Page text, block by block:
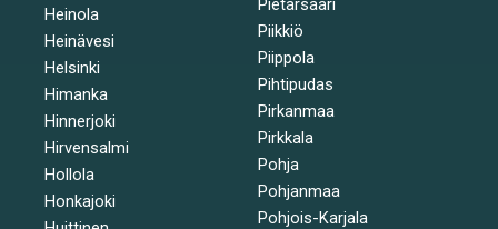
Heinola
Heinävesi
Helsinki
Himanka
Hinnerjoki
Hirvensalmi
Hollola
Honkajoki
Pietarsaari
Piikkiö
Piippola
Pihtipudas
Pirkanmaa
Pirkkala
Pohja
Pohjanmaa
Pohjois-Karjala